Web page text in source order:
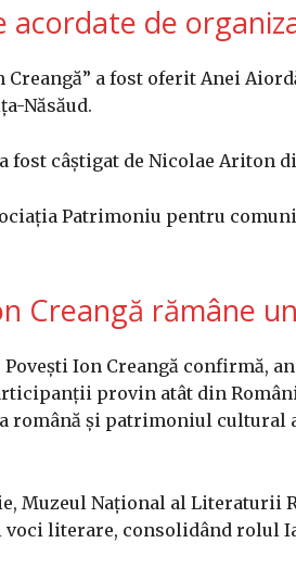
acordate de
a fost oferit Anei
Năsăud.
fost câștigat de Nicolae Ariton
Patrimoniu pentru
Creangă rămâne
Ion Creangă confirmă,
provin atât din
română și patrimoniul
Muzeul Național al Literaturii
voci literare, consolidând rolul